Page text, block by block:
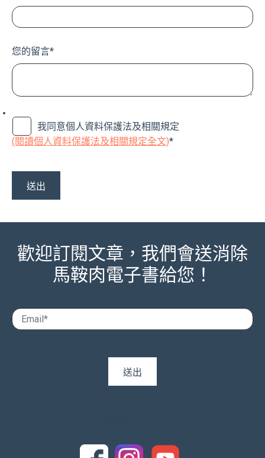
您的留言*
我同意個人資料保護法及相關規定
(閱讀個人資料保護法及相關規定全文)*
歡迎訂閱文章，我們會送消除
馬鞍肉電子書給您！